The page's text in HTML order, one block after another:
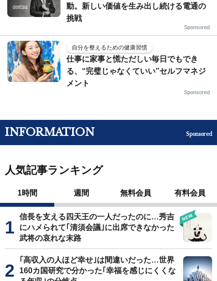
動。新しい価値を生み出し続ける電通の
挑戦
Sponsored
自分を整えるための健康習慣
仕事に家事と慌ただしい毎日でもでき
る、“完璧じゃなくていい”セルフマネジ
メント
Sponsored
INFORMATION Sponsored
人気記事ランキング
1時間 週間 無料会員 有料会員
信長を支える四天王の一人だったのに…秀吉
にハメられて｢清須会議｣に出席できなかった
武将の哀れな末路
｢高収入の人ほど幸せ｣は間違いだった…世界
160カ国研究で分かった｢幸福を感じにくくな